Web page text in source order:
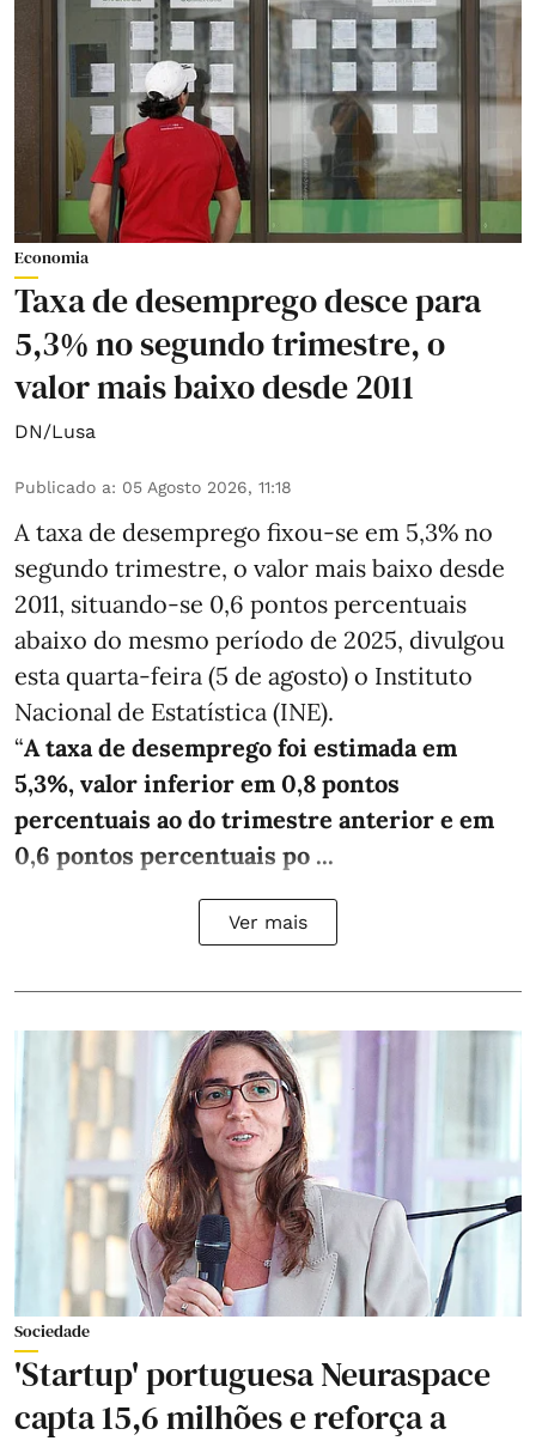
Economia
Taxa de desemprego desce para
5,3% no segundo trimestre, o
valor mais baixo desde 2011
DN/Lusa
Publicado a: 05 Agosto 2026, 11:18
A taxa de desemprego fixou-se em 5,3% no
segundo trimestre, o valor mais baixo desde
2011, situando-se 0,6 pontos percentuais
abaixo do mesmo período de 2025, divulgou
esta quarta-feira (5 de agosto) o Instituto
Nacional de Estatística (INE).
“A taxa de desemprego foi estimada em
5,3%, valor inferior em 0,8 pontos
percentuais ao do trimestre anterior e em
0,6 pontos percentuais po ...
Ver mais
Sociedade
'Startup' portuguesa Neuraspace
capta 15,6 milhões e reforça a